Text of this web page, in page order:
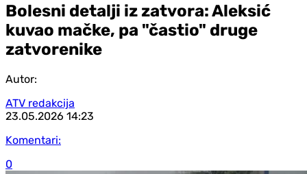
Bolesni detalji iz zatvora: Aleksić
kuvao mačke, pa "častio" druge
zatvorenike
Autor:
ATV redakcija
23.05.2026 14:23
Komentari:
0